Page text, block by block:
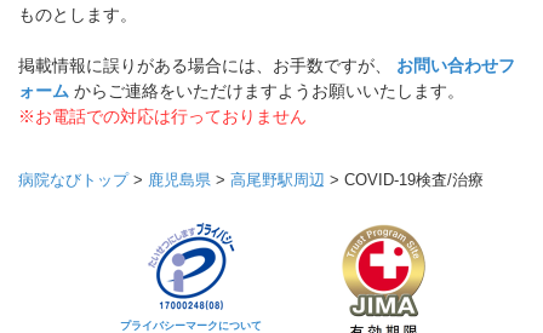
ものとします。
掲載情報に誤りがある場合には、お手数ですが、 お問い合わせフ
ォーム からご連絡をいただけますようお願いいたします。
※お電話での対応は行っておりません
病院なびトップ> 鹿児島県 > 高尾野駅周辺 > COVID-19検査/治療
プライバシーマークについて